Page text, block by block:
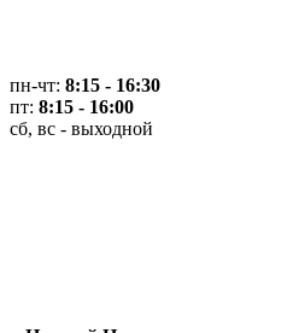
пн-чт: 8:15 - 16:30
пт: 8:15 - 16:00
сб, вс - выходной